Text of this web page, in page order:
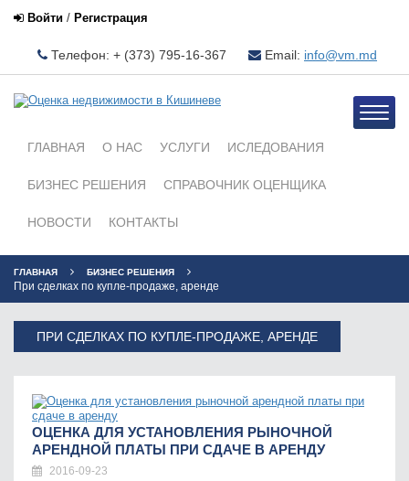
Войти / Регистрация
Телефон: + (373) 795-16-367 Email: info@vm.md
Toggle
ГЛАВНАЯ О НАС УСЛУГИ ИСЛЕДОВАНИЯ
БИЗНЕС РЕШЕНИЯ СПРАВОЧНИК ОЦЕНЩИКА
НОВОСТИ КОНТАКТЫ
ГЛАВНАЯ БИЗНЕС РЕШЕНИЯ
При сделках по купле-продаже, аренде
ПРИ СДЕЛКАХ ПО КУПЛЕ-ПРОДАЖЕ, АРЕНДЕ
ОЦЕНКА ДЛЯ УСТАНОВЛЕНИЯ РЫНОЧНОЙ
АРЕНДНОЙ ПЛАТЫ ПРИ СДАЧЕ В АРЕНДУ
2016-09-23